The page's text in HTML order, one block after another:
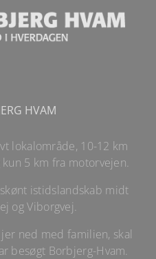
HVAM
lokalområde, 10-12 km
5 km fra motorvejen.
istidslandskab midt
og Viborgvej.
ned med familien, skal
besøgt Borbjerg-Hvam.